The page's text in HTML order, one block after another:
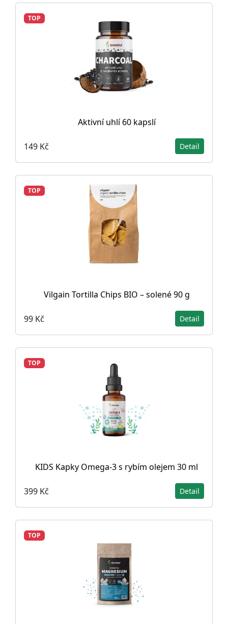
TOP
Aktivní uhlí 60 kapslí
149 Kč Detail
TOP
Vilgain Tortilla Chips BIO – solené 90 g
99 Kč Detail
TOP
KIDS Kapky Omega-3 s rybím olejem 30 ml
399 Kč Detail
TOP